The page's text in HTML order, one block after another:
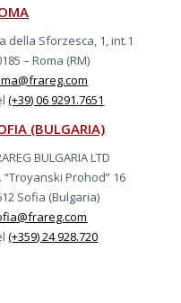
della Sforzesca, 1, int.1
– Roma (RM)
(+39) 06 9291.7651
(BULGARIA)
BULGARIA LTD
“Troyanski Prohod” 16
Sofia (Bulgaria)
(+359) 24 928.720